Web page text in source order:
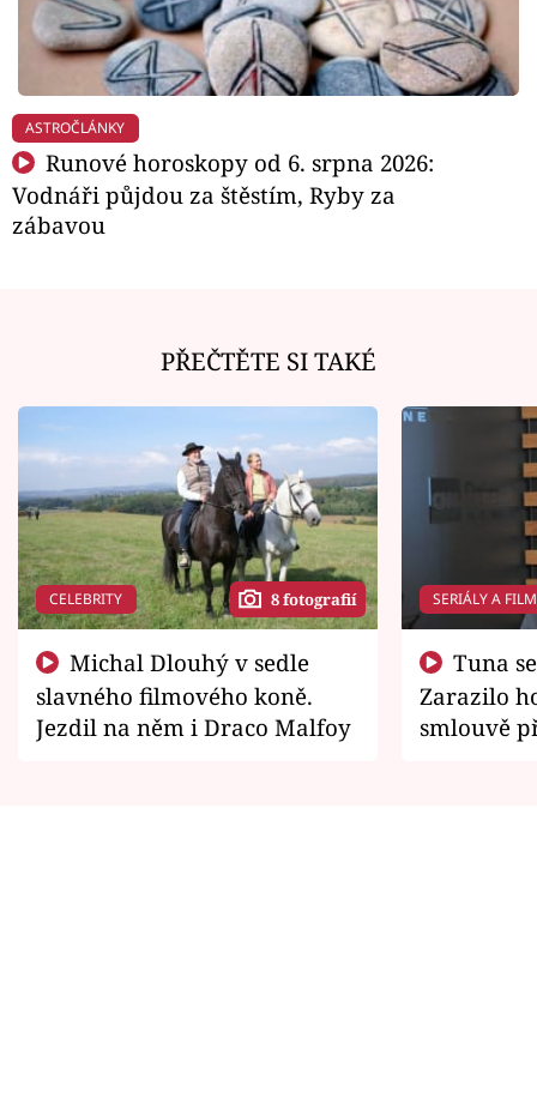
ASTROČLÁNKY
Runové horoskopy od 6. srpna 2026:
Vodnáři půjdou za štěstím, Ryby za
zábavou
PŘEČTĚTE SI TAKÉ
CELEBRITY 8 fotografií
slavného filmového koně.
Jezdil na něm i Draco Malfoy
SERIÁLY A
Zarazilo
smlouvě